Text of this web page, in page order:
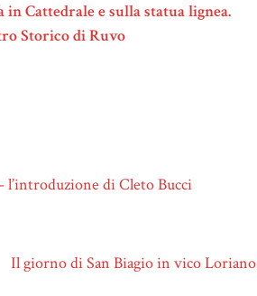
in Cattedrale e sulla statua lignea.
Storico di Ruvo
l’introduzione di Cleto Bucci
Il giorno di San Biagio in vico